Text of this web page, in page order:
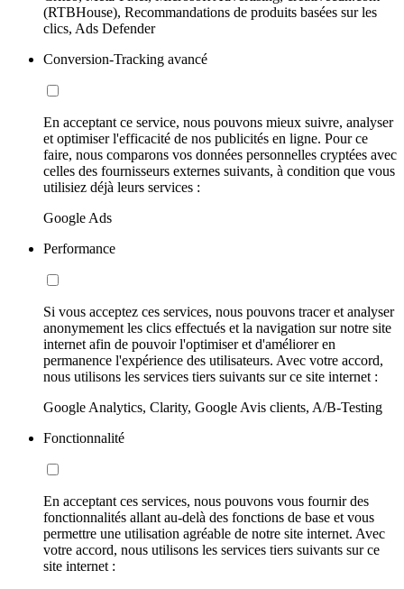
(RTBHouse), Recommandations de produits basées sur les
clics, Ads Defender
Conversion-Tracking avancé
En acceptant ce service, nous pouvons mieux suivre, analyser
et optimiser l'efficacité de nos publicités en ligne. Pour ce
faire, nous comparons vos données personnelles cryptées avec
celles des fournisseurs externes suivants, à condition que vous
utilisiez déjà leurs services :
Google Ads
Performance
Si vous acceptez ces services, nous pouvons tracer et analyser
anonymement les clics effectués et la navigation sur notre site
internet afin de pouvoir l'optimiser et d'améliorer en
permanence l'expérience des utilisateurs. Avec votre accord,
nous utilisons les services tiers suivants sur ce site internet :
Google Analytics, Clarity, Google Avis clients, A/B-Testing
Fonctionnalité
En acceptant ces services, nous pouvons vous fournir des
fonctionnalités allant au-delà des fonctions de base et vous
permettre une utilisation agréable de notre site internet. Avec
votre accord, nous utilisons les services tiers suivants sur ce
site internet :